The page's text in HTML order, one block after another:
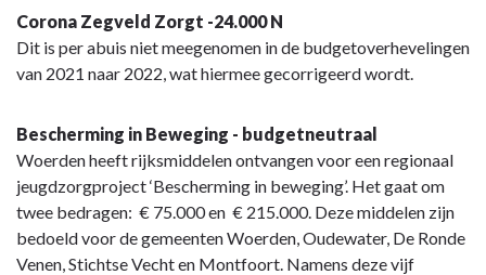
Corona Zegveld Zorgt -24.000 N
Dit is per abuis niet meegenomen in de budgetoverhevelingen
van 2021 naar 2022, wat hiermee gecorrigeerd wordt.
Bescherming in Beweging - budgetneutraal
Woerden heeft rijksmiddelen ontvangen voor een regionaal
jeugdzorgproject ‘Bescherming in beweging’. Het gaat om
twee bedragen: € 75.000 en € 215.000. Deze middelen zijn
bedoeld voor de gemeenten Woerden, Oudewater, De Ronde
Venen, Stichtse Vecht en Montfoort. Namens deze vijf